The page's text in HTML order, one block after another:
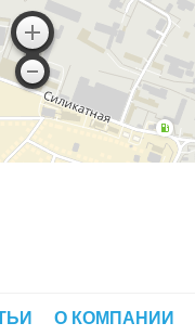
О КОМПАНИИ